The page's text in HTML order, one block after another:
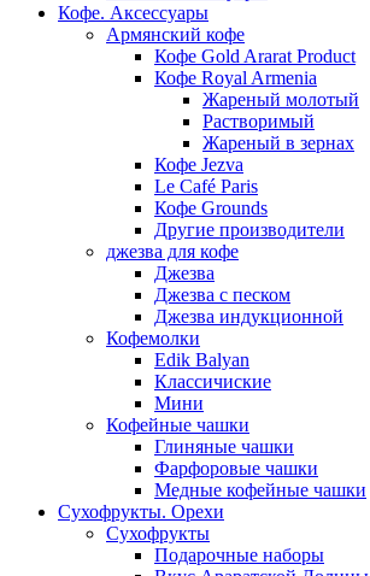
Кофе. Аксессуары
Армянский кофе
Кофе Gold Ararat Product
Кофе Royal Armenia
Жареный молотый
Растворимый
Жареный в зернах
Кофе Jezva
Le Café Paris
Кофе Grounds
Другие производители
джезва для кофе
Джезва
Джезва с песком
Джезва индукционной
Кофемолки
Edik Balyan
Классичиские
Мини
Кофейные чашки
Глиняные чашки
Фарфоровые чашки
Медные кофейные чашки
Сухофрукты. Орехи
Сухофрукты
Подарочные наборы